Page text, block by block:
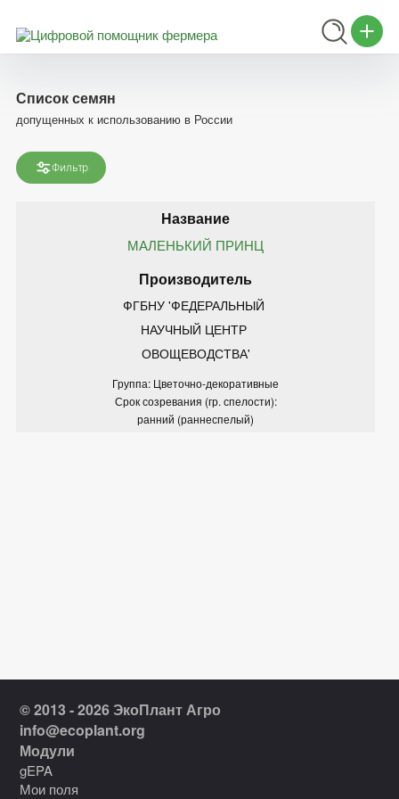
Список семян
допущенных к использованию в России
Фильтр
МАЛЕНЬКИЙ ПРИНЦ
ФГБНУ 'ФЕДЕРАЛЬНЫЙ
НАУЧНЫЙ ЦЕНТР
ОВОЩЕВОДСТВА'
Группа: Цветочно-декоративные
Срок созревания (гр. спелости):
ранний (раннеспелый)
© 2013 - 2026 ЭкоПлант Агро
info@ecoplant.org
Модули
gEPA
Мои поля